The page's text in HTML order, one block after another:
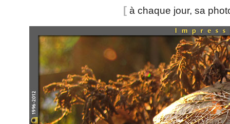
[ à chaque jour, sa